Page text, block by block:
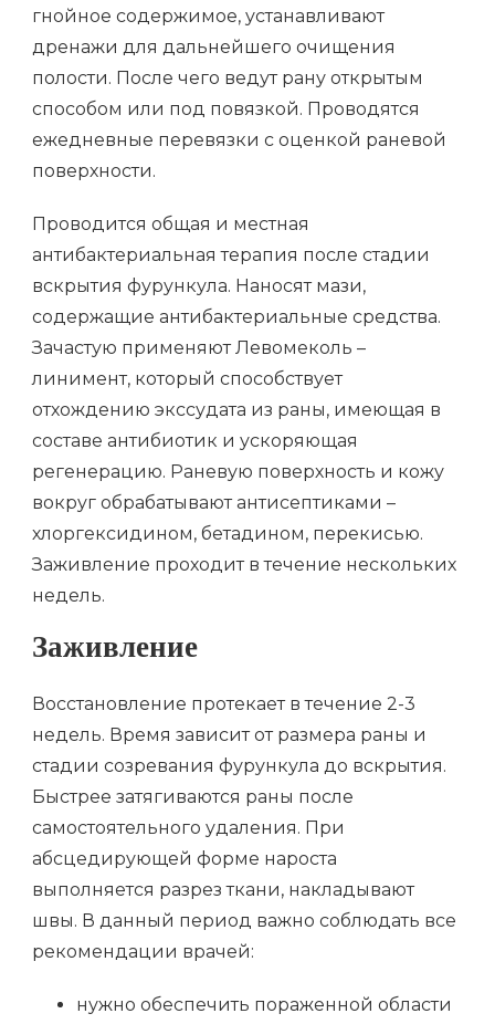
гнойное содержимое, устанавливают
дренажи для дальнейшего очищения
полости. После чего ведут рану открытым
способом или под повязкой. Проводятся
ежедневные перевязки с оценкой раневой
поверхности.
Проводится общая и местная
антибактериальная терапия после стадии
вскрытия фурункула. Наносят мази,
содержащие антибактериальные средства.
Зачастую применяют Левомеколь –
линимент, который способствует
отхождению экссудата из раны, имеющая в
составе антибиотик и ускоряющая
регенерацию. Раневую поверхность и кожу
вокруг обрабатывают антисептиками –
хлоргексидином, бетадином, перекисью.
Заживление проходит в течение нескольких
недель.
Заживление
Восстановление протекает в течение 2-3
недель. Время зависит от размера раны и
стадии созревания фурункула до вскрытия.
Быстрее затягиваются раны после
самостоятельного удаления. При
абсцедирующей форме нароста
выполняется разрез ткани, накладывают
швы. В данный период важно соблюдать все
рекомендации врачей:
нужно обеспечить пораженной области